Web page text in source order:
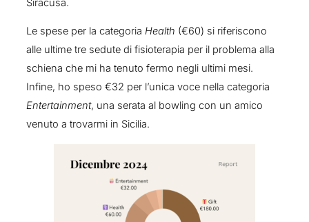
Le spese per la categoria Health (€60) si riferiscono
alle ultime tre sedute di fisioterapia per il problema alla
schiena che mi ha tenuto fermo negli ultimi mesi.
Infine, ho speso €32 per l’unica voce nella categoria
Entertainment, una serata al bowling con un amico
venuto a trovarmi in Sicilia.